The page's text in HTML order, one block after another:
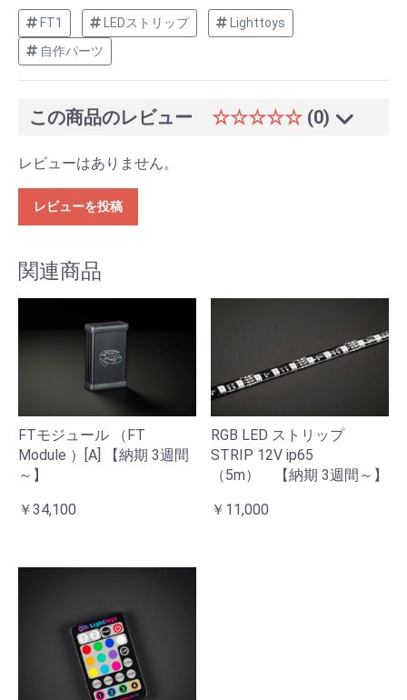
FT1 LEDストリップ
Lighttoys
自作パーツ
この商品のレビュー ☆☆☆☆☆ (0)
レビューはありません。
レビューを投稿
関連商品
FTモジュール （FT
Module ）[A] 【納期 3週間
～】
￥34,100
RGB LED ストリップ
STRIP 12V ip65
（5m） 【納期 3週間～】
￥11,000